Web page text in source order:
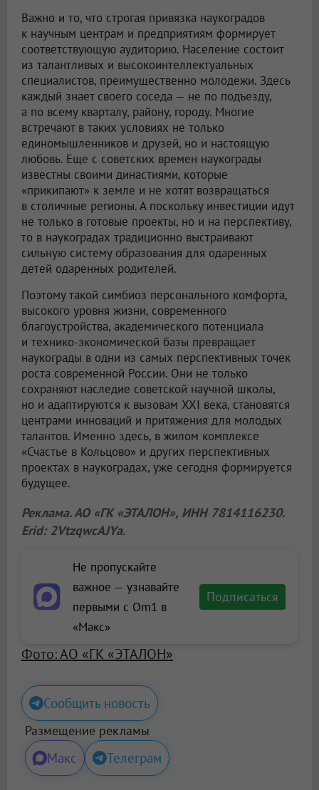
Важно и то, что строгая привязка наукоградов
к научным центрам и предприятиям формирует
соответствующую аудиторию. Население состоит
из талантливых и высокоинтеллектуальных
специалистов, преимущественно молодежи. Здесь
каждый знает своего соседа — не по подъезду,
а по всему кварталу, району, городу. Многие
встречают в таких условиях не только
единомышленников и друзей, но и настоящую
любовь. Еще с советских времен наукограды
известны своими династиями, которые
«прикипают» к земле и не хотят возвращаться
в столичные регионы. А поскольку инвестиции идут
не только в готовые проекты, но и на перспективу,
то в наукоградах традиционно выстраивают
сильную систему образования для одаренных
детей одаренных родителей.
Поэтому такой симбиоз персонального комфорта,
высокого уровня жизни, современного
благоустройства, академического потенциала
и технико-экономической базы превращает
наукограды в одни из самых перспективных точек
роста современной России. Они не только
сохраняют наследие советской научной школы,
но и адаптируются к вызовам XXI века, становятся
центрами инноваций и притяжения для молодых
талантов. Именно здесь, в жилом комплексе
«Счастье в Кольцово» и других перспективных
проектах в наукоградах, уже сегодня формируется
будущее.
Реклама. АО «ГК «ЭТАЛОН», ИНН 7814116230.
Erid: 2VtzqwcAJYa.
Не пропускайте
важное — узнавайте
первыми с Om1 в
«Макс»
Подписаться
Фото: АО «ГК «ЭТАЛОН»
Сообщить новость
Размещение рекламы
Макс Телеграм